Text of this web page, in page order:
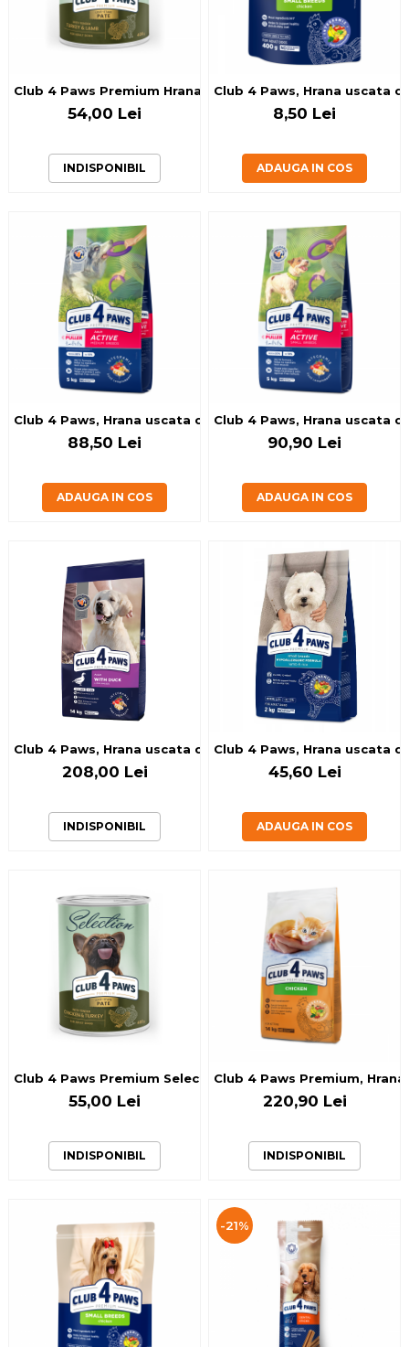
Club 4 Paws Premium Hrana umeda caini adulti - Pate cu
54,00 Lei
INDISPONIBIL
Club 4 Paws, Hrana uscata
8,50 Lei
ADAUGA IN COS
Club 4 Paws, Hrana uscata caini activi, de talie medie, 5kg
88,50 Lei
ADAUGA IN COS
Club 4 Paws, Hrana uscata
90,90 Lei
ADAUGA IN COS
Club 4 Paws, Hrana uscata caini adulti de talie mare, cu
208,00 Lei
INDISPONIBIL
Club 4 Paws, Hrana uscata
45,60 Lei
ADAUGA IN COS
Club 4 Paws Premium Selection, Hrana umeda caini
55,00 Lei
INDISPONIBIL
Club 4 Paws Premium,
220,90 Lei
INDISPONIBIL
-21%